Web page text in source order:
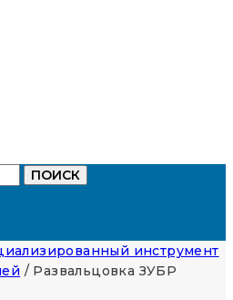
ПОИСК
инструмент
/ Развальцовка ЗУБР